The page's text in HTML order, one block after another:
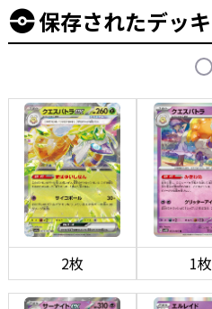
保存されたデッキ
2枚 1枚